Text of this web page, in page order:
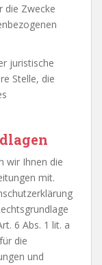
die Zwecke
juristische
Stelle, die
wir Ihnen die
mit.
6 Abs. 1 lit. a
die
und